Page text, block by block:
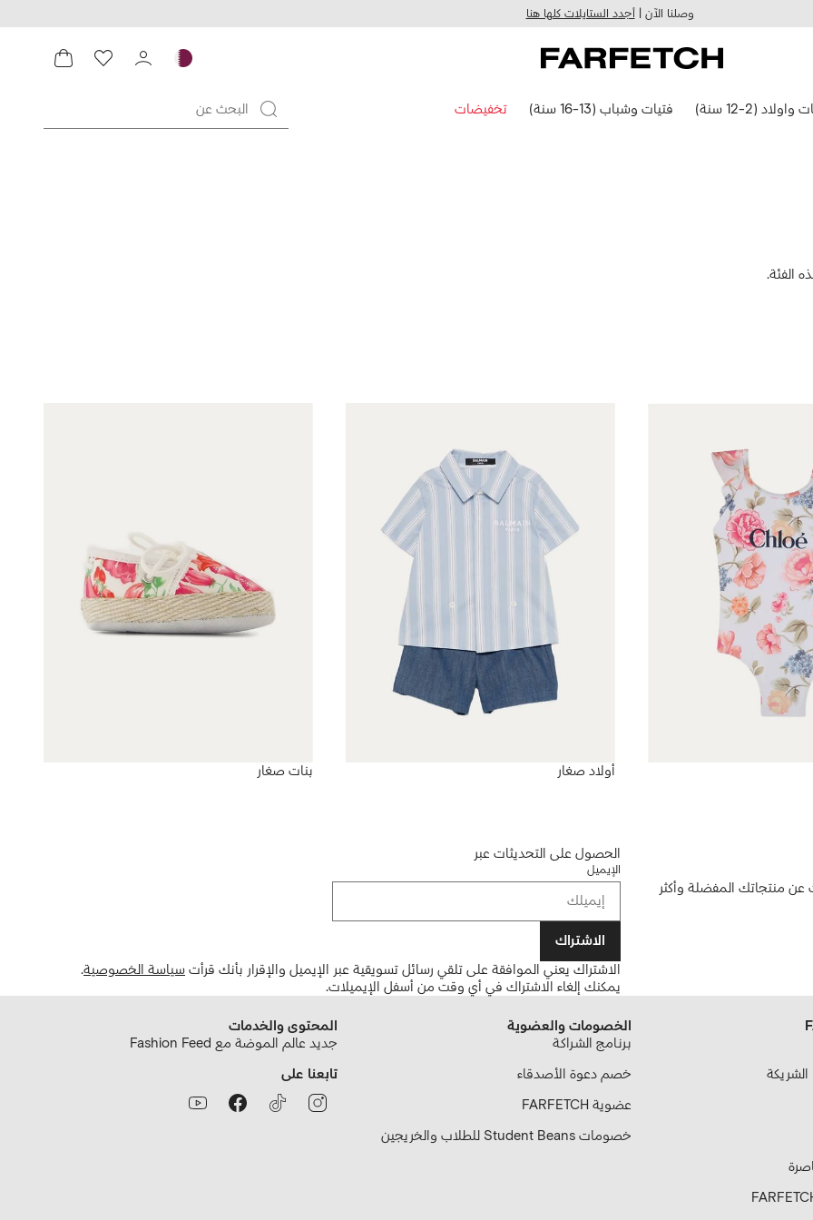
وصلنا الآن | أجدد الستايلات كلها هنا
واولاد (2-12 سنة) فتيات وشباب (13-16 سنة) تخفيضات
الفئة.
أولاد صغار بنات صغار
منتجاتك المفضلة وأكثر
الحصول على التحديثات عبر
الإيميل
الاشتراك
الاشتراك يعني الموافقة على تلقي رسائل تسويقية عبر الإيميل والإقرار بأنك قرأت سياسة الخصوصية.
يمكنك إلغاء الاشتراك في أي وقت من أسفل الإيميلات.
الخصومات والعضوية
بـرنـامـج الشـراكـة
خصم دعوة الأصدقاء
عضوية FARFETCH
خصومات Student Beans للطلاب والخريجين
المحتوى والخدمات
جديد عالم الموضة مع Fashion Feed
تابعنا على